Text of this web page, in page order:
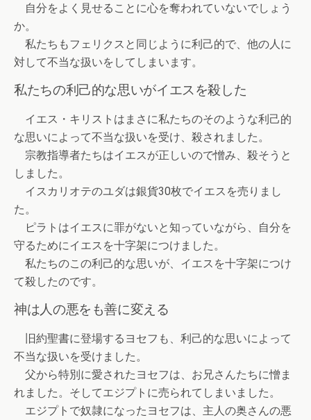
自分をよく見せることに心を奪われていないでしょう
か。
私たちもフェリクスと同じように利己的で、他の人に
対して不当な扱いをしてしまいます。
私たちの利己的な思いがイエスを殺した
イエス・キリストはまさに私たちのそのような利己的
な思いによって不当な扱いを受け、殺されました。
宗教指導者たちはイエスが正しいので憎み、殺そうと
しました。
イスカリオテのユダは銀貨30枚でイエスを売りまし
た。
ピラトはイエスに罪がないと知っていながら、自分を
守るためにイエスを十字架につけました。
私たちのこの利己的な思いが、イエスを十字架につけ
て殺したのです。
神は人の悪をも善に変える
旧約聖書に登場するヨセフも、利己的な思いによって
不当な扱いを受けました。
父から特別に愛されたヨセフは、お兄さんたちに憎ま
れました。そしてエジプトに売られてしまいました。
エジプトで奴隷になったヨセフは、主人の奥さんの悪